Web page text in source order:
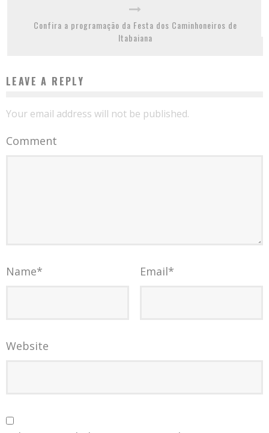
Confira a programação da Festa dos Caminhoneiros de
Itabaiana
LEAVE A REPLY
Your email address will not be published.
Comment
Name* Email*
Website